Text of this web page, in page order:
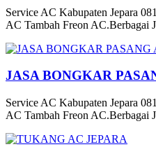
Service AC Kabupaten Jepara
AC Tambah Freon AC.Berbagai
JASA BONGKAR
Service AC Kabupaten Jepara
AC Tambah Freon AC.Berbagai